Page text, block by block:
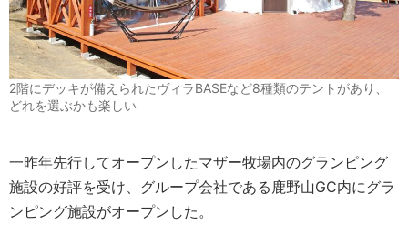
2階にデッキが備えられたヴィラBASEなど8種類のテントがあり、
どれを選ぶかも楽しい
一昨年先行してオープンしたマザー牧場内のグランピング
施設の好評を受け、グループ会社である鹿野山GC内にグラ
ンピング施設がオープンした。